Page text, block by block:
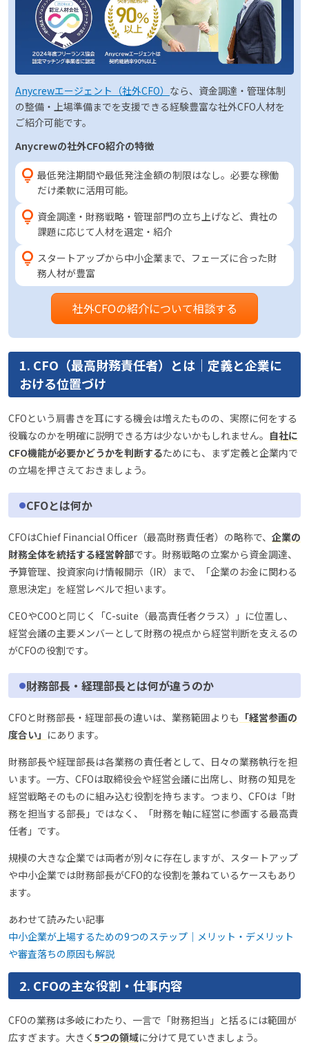
Anycrewエージェント（社外CFO） なら、資金調達・管理体制
の整備・上場準備までを支援できる経験豊富な社外CFO人材を
ご紹介可能です。
Anycrewの社外CFO紹介の特徴
最低発注期間や最低発注金額の制限はなし。必要な稼働
だけ柔軟に活用可能。
資金調達・財務戦略・管理部門の立ち上げなど、貴社の
課題に応じて人材を選定・紹介
スタートアップから中小企業まで、フェーズに合った財
務人材が豊富
社外CFOの紹介について相談する
1. CFO（最高財務責任者）とは｜定義と企業に
おける位置づけ
CFOという肩書きを耳にする機会は増えたものの、実際に何をする
役職なのかを明確に説明できる方は少ないかもしれません。 自社に
CFO機能が必要かどうかを判断するためにも、まず定義と企業内で
の立場を押さえておきましょう。
CFOとは何か
CFOはChief Financial Officer（最高財務責任者）の略称で、 企業の
財務全体を統括する経営幹部です。財務戦略の立案から資金調達、
予算管理、投資家向け情報開示（IR）まで、「企業のお金に関わる
意思決定」を経営レベルで担います。
CEOやCOOと同じく「C-suite（最高責任者クラス）」に位置し、
経営会議の主要メンバーとして財務の視点から経営判断を支えるの
がCFOの役割です。
財務部長・経理部長とは何が違うのか
CFOと財務部長・経理部長の違いは、業務範囲よりも 「経営参画の
度合い」 にあります。
財務部長や経理部長は各業務の責任者として、日々の業務執行を担
います。一方、CFOは取締役会や経営会議に出席し、財務の知見を
経営戦略そのものに組み込む役割を持ちます。つまり、CFOは「財
務を担当する部長」ではなく、「財務を軸に経営に参画する最高責
任者」です。
規模の大きな企業では両者が別々に存在しますが、スタートアップ
や中小企業では財務部長がCFO的な役割を兼ねているケースもあり
ます。
あわせて読みたい記事
中小企業が上場するための9つのステップ｜メリット・デメリット
や審査落ちの原因も解説
2. CFOの主な役割・仕事内容
CFOの業務は多岐にわたり、一言で「財務担当」と括るには範囲が
広すぎます。大きく 5つの領域に分けて見ていきましょう。